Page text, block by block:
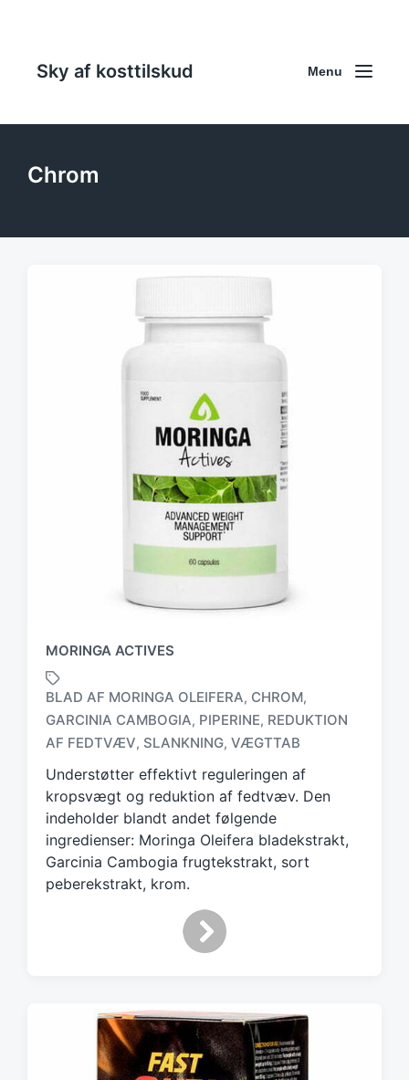
Sky af kosttilskud Menu
Chrom
MORINGA ACTIVES
T
a
g
e
d
w
h
BLAD AF MORINGA OLEIFERA, CHROM,
GARCINIA CAMBOGIA, PIPERINE, REDUKTION
AF FEDTVÆV, SLANKNING, VÆGTTAB
Understøtter effektivt reguleringen af
kropsvægt og reduktion af fedtvæv. Den
indeholder blandt andet følgende
ingredienser: Moringa Oleifera bladekstrakt,
Garcinia Cambogia frugtekstrakt, sort
peberekstrakt, krom.